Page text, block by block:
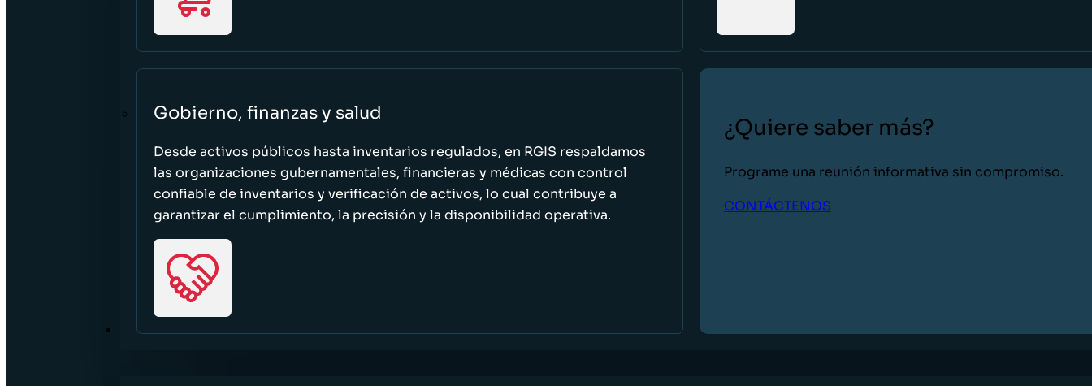
Gobierno, finanzas y salud
Desde activos públicos hasta inventarios regulados, en RGIS respaldamos
las organizaciones gubernamentales, financieras y médicas con control
confiable de inventarios y verificación de activos, lo cual contribuye a
garantizar el cumplimiento, la precisión y la disponibilidad operativa.
¿Quiere saber más?
Programe una reunión informativa sin compromiso.
CONTÁCTENOS
RECURSOS